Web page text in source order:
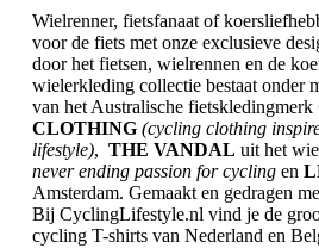
Wielrenner, fietsfanaat of
voor de fiets met onze exclusieve
door het fietsen, wielrennen en de
wielerkleding collectie bestaat onder
van het Australische fietskledingmerk
CLOTHING (cycling clothing
lifestyle), THE VANDAL uit het
never ending passion for cyclingen
Amsterdam. Gemaakt en gedragen
Bij CyclingLifestyle.nl vind je de
cycling T-shirts van Nederland en